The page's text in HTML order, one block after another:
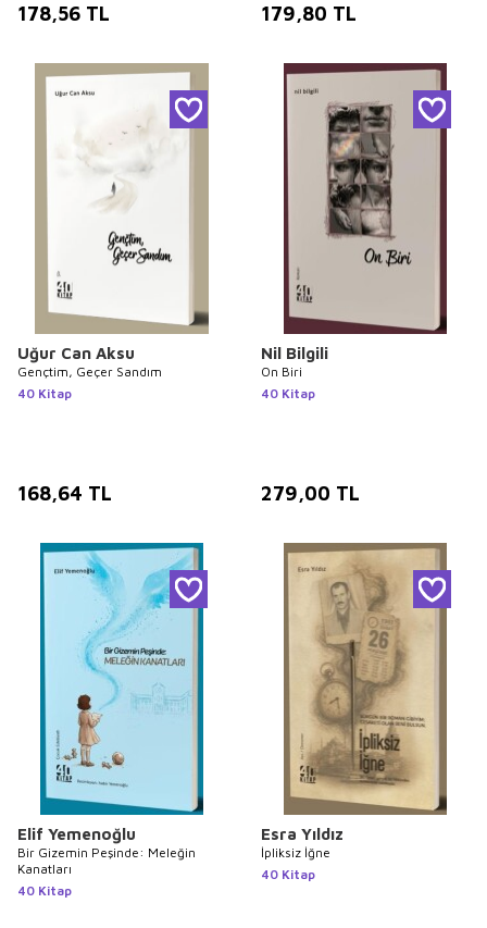
178,56 TL 179,80 TL
Uğur Can Aksu
Gençtim, Geçer Sandım
40 Kitap
168,64 TL
Nil Bilgili
On Biri
40 Kitap
279,00 TL
Elif Yemenoğlu
Bir Gizemin Peşinde: Meleğin
Kanatları
40 Kitap
Esra Yıldız
İpliksiz İğne
40 Kitap